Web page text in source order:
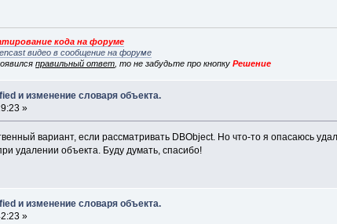
кода на форуме
видео в сообщение на форуме
правильный ответ , то не забудьте про кнопкуРешение
и изменение словаря объекта.
»
вариант, если рассматривать DBObject. Но что-то я опасаюсь
удалении объекта. Буду думать, спасибо!
и изменение словаря объекта.
»